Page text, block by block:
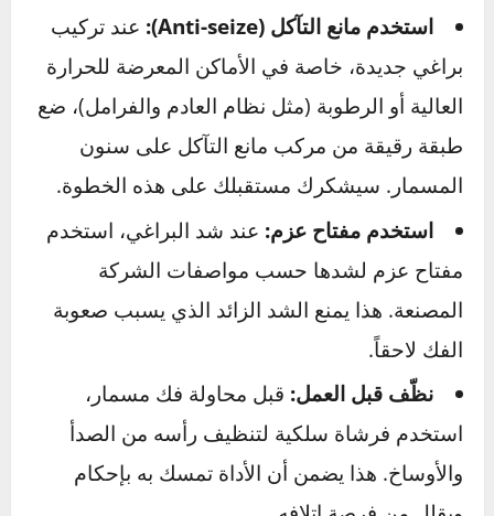
صغيرة يمكن التحكم فيها: “تفريغ سائل التبريد”،
“فك الخراطيم”، “إزالة الرديتر القديم”. إنجاز كل
خطوة صغيرة يمنحك شعوراً بالتقدم ويقلل من
الشعور بالارتباك.
كيف تتجنب الظروف الصعبة
أصلاً؟